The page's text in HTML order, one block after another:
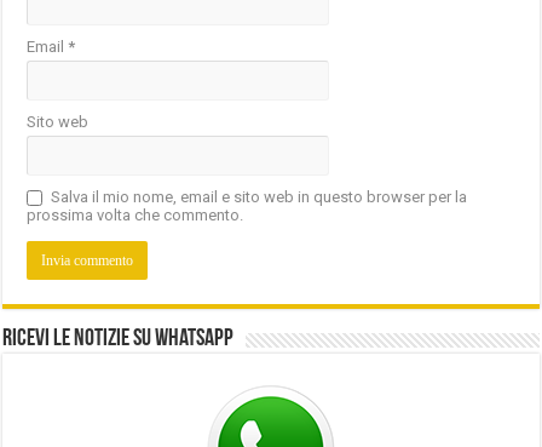
Email*
Sito web
Salva il mio nome, email e sito web in questo browser per la
prossima volta che commento.
Ricevi le notizie su Whatsapp